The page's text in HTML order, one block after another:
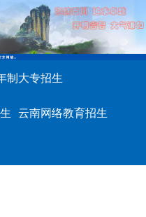
制大专招生
云南网络教育招生